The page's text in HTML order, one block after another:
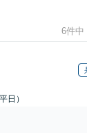
6件中
日）